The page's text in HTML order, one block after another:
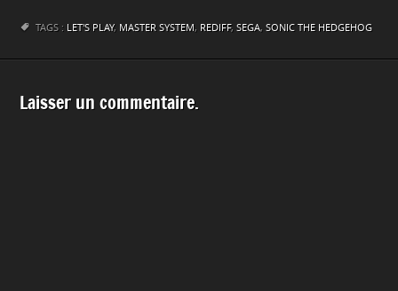
TAGS : LET'S PLAY, MASTER SYSTEM, REDIFF, SEGA, SONIC THE HEDGEHOG
Laisser un commentaire.